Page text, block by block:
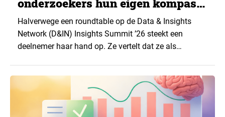
onderzoekers hun eigen kompas
nodig hebben
Halverwege een roundtable op de Data & Insights
Network (D&IN) Insights Summit ’26 steekt een
deelnemer haar hand op. Ze vertelt dat ze als
Opgetrokken wenkbrauwen, een korte stilte. Tot ze
haar kant van het verhaal vertelt. Zonder olie rijdt er…